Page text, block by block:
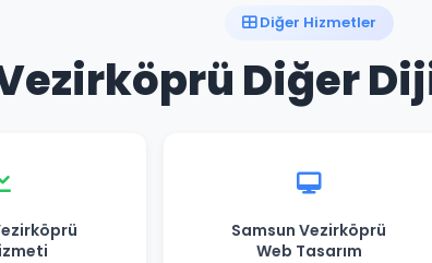
Diğer Hizmetler
Diğer
Samsun Vezirköprü
Web Tasarım